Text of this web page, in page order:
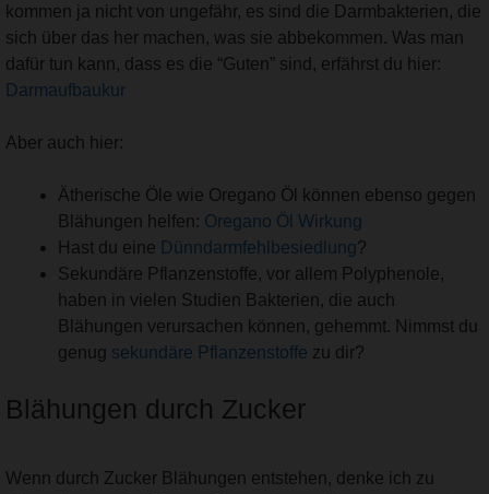
kommen ja nicht von ungefähr, es sind die Darmbakterien, die
sich über das her machen, was sie abbekommen. Was man
dafür tun kann, dass es die “Guten” sind, erfährst du hier:
Darmaufbaukur
Aber auch hier:
Ätherische Öle wie Oregano Öl können ebenso gegen
Blähungen helfen: Oregano Öl Wirkung
Hast du eine Dünndarmfehlbesiedlung?
Sekundäre Pflanzenstoffe, vor allem Polyphenole,
haben in vielen Studien Bakterien, die auch
Blähungen verursachen können, gehemmt. Nimmst du
genug sekundäre Pflanzenstoffe zu dir?
Blähungen durch Zucker
Wenn durch Zucker Blähungen entstehen, denke ich zu